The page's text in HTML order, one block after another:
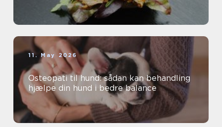
11. May 2026
Osteopati til hund: sådan kan behandling
hjælpe din hund i bedre balance